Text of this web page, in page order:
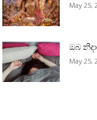
May 25,
ඔබ
May 25,